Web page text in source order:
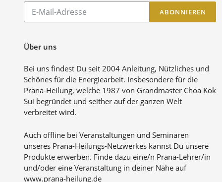
Abonnieren
unsere
ABONNIEREN
Über uns
Bei uns findest Du seit 2004 Anleitung, Nützliches und
Schönes für die Energiearbeit. Insbesondere für die
Prana-Heilung, welche 1987 von Grandmaster Choa Kok
Sui begründet und seither auf der ganzen Welt
verbreitet wird.
Auch offline bei Veranstaltungen und Seminaren
unseres Prana-Heilungs-Netzwerkes kannst Du unsere
Produkte erwerben. Finde dazu eine/n Prana-Lehrer/in
und/oder eine Veranstaltung in deiner Nähe auf
www.prana-heilung.de